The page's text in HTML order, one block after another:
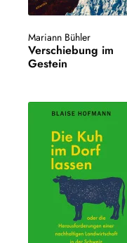
Mariann Bühler
Verschiebung im
Gestein